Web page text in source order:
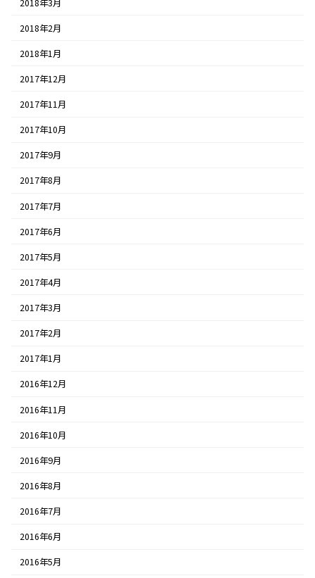
2018年2月
2018年1月
2017年12月
2017年11月
2017年10月
2017年9月
2017年8月
2017年7月
2017年6月
2017年5月
2017年4月
2017年3月
2017年2月
2017年1月
2016年12月
2016年11月
2016年10月
2016年9月
2016年8月
2016年7月
2016年6月
2016年5月